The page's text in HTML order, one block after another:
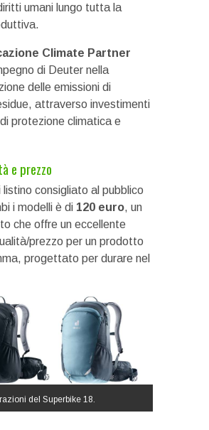
umani lungo tutta la
Climate Partner
di Deuter nella
delle emissioni di
attraverso investimenti
protezione climatica e
e prezzo
listino consigliato al pubblico
i modelli è di 120 euro, un
che offre un eccellente
prezzo per un prodotto
progettato per durare nel
del Superbike 18.